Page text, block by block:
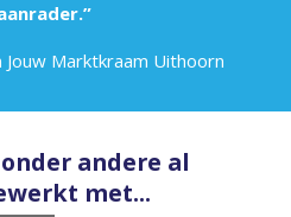
Jouw Marktkraam Uithoorn
andere al
met...